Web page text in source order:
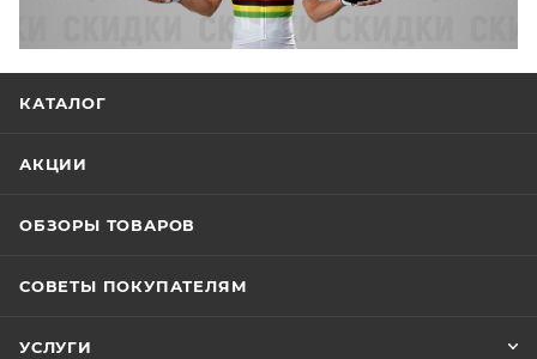
КАТАЛОГ
АКЦИИ
ОБЗОРЫ ТОВАРОВ
СОВЕТЫ ПОКУПАТЕЛЯМ
УСЛУГИ